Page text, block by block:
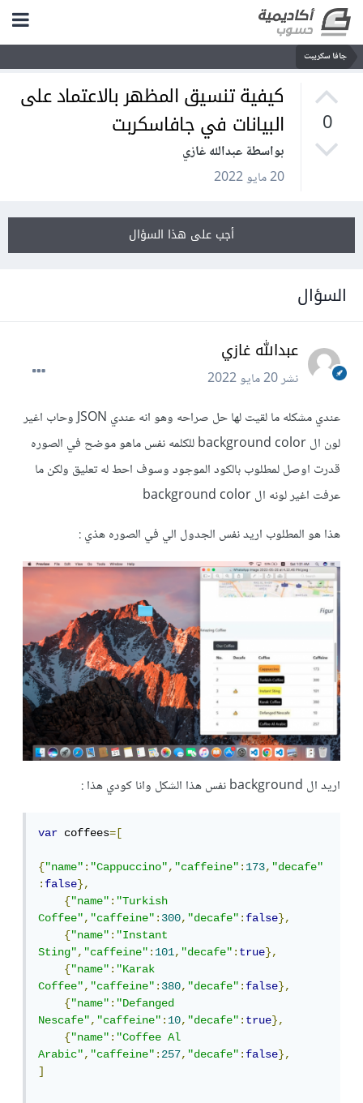
جافا سكريبت
0
كيفية تنسيق المظهر بالاعتماد على
البيانات في جافاسكربت
بواسطة عبدالله غازي
20 مايو 2022
أجب على هذا السؤال
السؤال
عبدالله غازي
نشر20 مايو 2022
عندي مشكله ما لقيت لها حل صراحه وهو انه عندي JSON وحاب اغير
لون ال background color للكلمه نفس ماهو موضح في الصوره
قدرت اوصل لمطلوب بالكود الموجود وسوف احط له تعليق ولكن ما
عرفت اغير لونه ال background color
هذا هو المطلوب اريد نفس الجدول الي في الصوره هذي :
اريد ال background نفس هذا الشكل وانا كودي هذا :
var coffees=[
{"name":"Cappuccino","caffeine":173,"decafe"
:false},
{"name":"Turkish
Coffee","caffeine":300,"decafe":false},
{"name":"Instant
Sting","caffeine":101,"decafe":true},
{"name":"Karak
Coffee","caffeine":380,"decafe":false},
{"name":"Defanged
Nescafe","caffeine":10,"decafe":true},
{"name":"Coffee Al
Arabic","caffeine":257,"decafe":false},
]